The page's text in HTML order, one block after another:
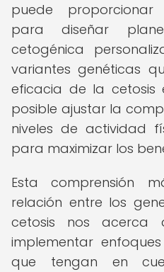
puede proporcionar
para diseñar
cetogénica
variantes genéticas
eficacia de la cetosis
posible ajustar la
niveles de actividad
para maximizar los
Esta comprensión
relación entre los
cetosis nos
implementar
que tengan en